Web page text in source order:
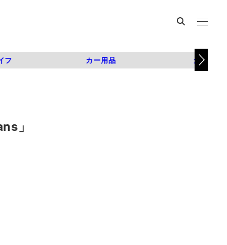
フ カー用品 カスタム
」